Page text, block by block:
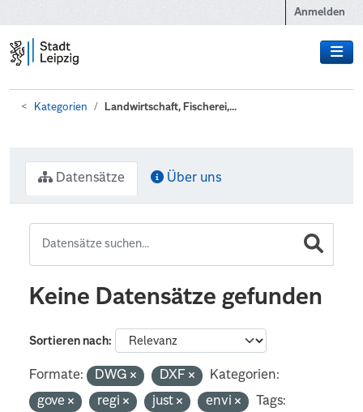
Anmelden
Kategorien Landwirtschaft, Fischerei,...
Datensätze Über uns
Keine Datensätze gefunden
Sortieren nach
Formate: DWG DXF
Kategorien:
gove
regi just envi
Tags: